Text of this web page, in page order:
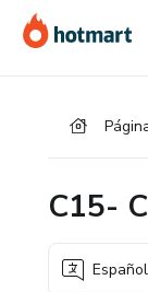
contenido
la
pie
C15-
Español